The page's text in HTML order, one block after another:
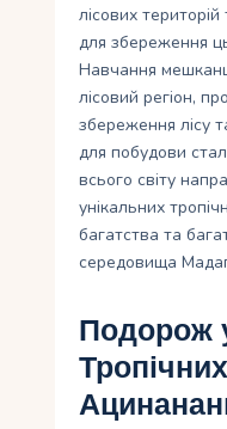
лісових
для збереження
Навчання
лісовий регіон,
збереження лісу
для побудови
всього світу
унікальних
багатства та
середовища
Подорож